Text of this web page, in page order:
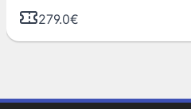
279.0€